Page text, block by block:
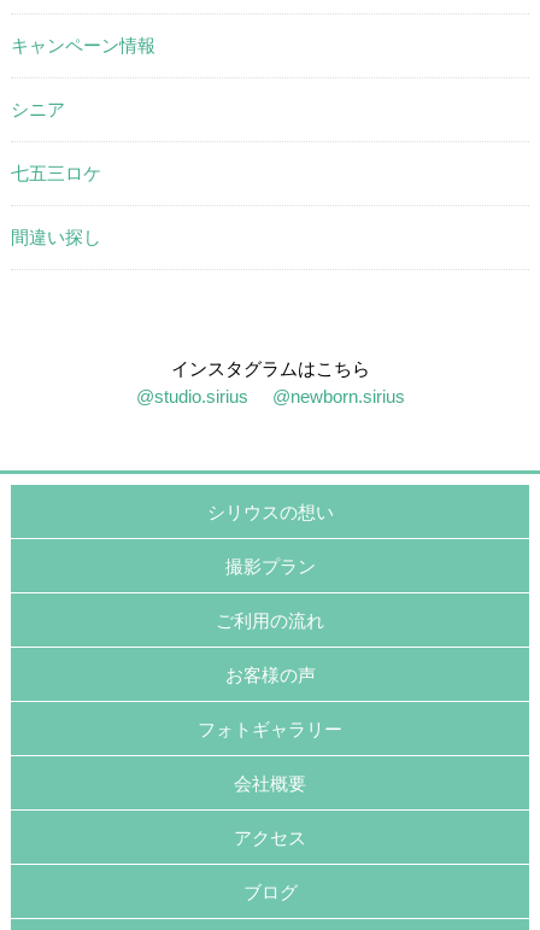
キャンペーン情報
シニア
七五三ロケ
間違い探し
インスタグラムはこちら
@studio.sirius
@newborn.sirius
シリウスの想い
撮影プラン
ご利用の流れ
お客様の声
フォトギャラリー
会社概要
アクセス
ブログ